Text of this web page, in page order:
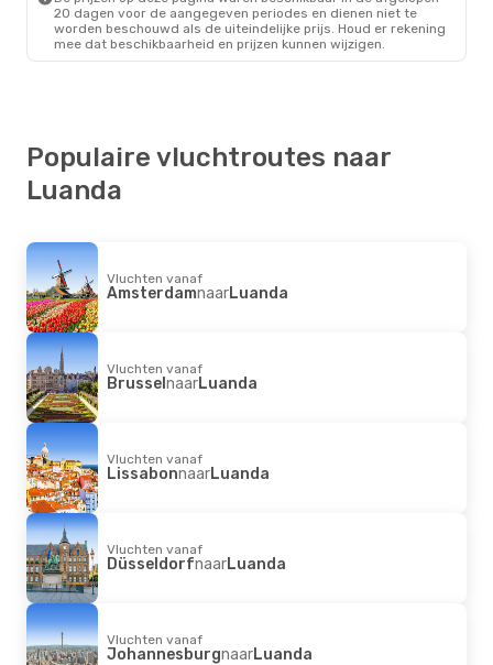
Brussel- Luanda
Ethiopian Airlines
1 Stop
Luanda - Brussel
20 dagen voor de aangegeven periodes en dienen niet te
worden beschouwd als de uiteindelijke prijs. Houd er rekening
mee dat beschikbaarheid en prijzen kunnen wijzigen.
Populaire vluchtroutes naar
Luanda
Vluchten vanaf
AmsterdamnaarLuanda
Vluchten vanaf
BrusselnaarLuanda
Vluchten vanaf
LissabonnaarLuanda
Vluchten vanaf
DüsseldorfnaarLuanda
Vluchten vanaf
JohannesburgnaarLuanda